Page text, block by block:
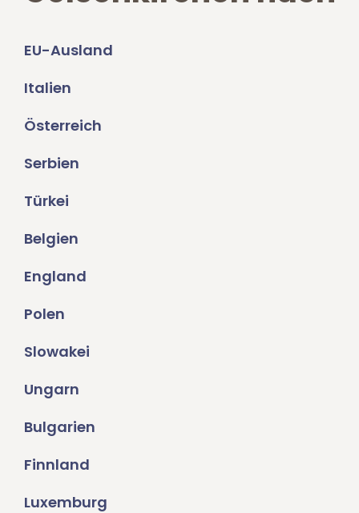
EU-Ausland
Italien
Österreich
Serbien
Türkei
Belgien
England
Polen
Slowakei
Ungarn
Bulgarien
Finnland
Luxemburg